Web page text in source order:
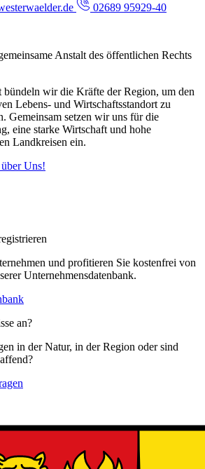
02689 95929-40
Anstalt des öffentlichen Rechts
bündeln wir die Kräfte der Region, um den
Lebens- und Wirtschaftsstandort zu
Gemeinsam setzen wir uns für die
eine starke Wirtschaft und hohe
Landkreisen ein.
Uns!
und profitieren Sie kostenfrei von
Unternehmensdatenbank.
an?
in der Natur, in der Region oder sind